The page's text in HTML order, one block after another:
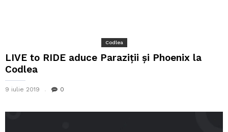
Codlea
LIVE to RIDE aduce Paraziții și Phoenix la
Codlea
9 iulie 2019 0